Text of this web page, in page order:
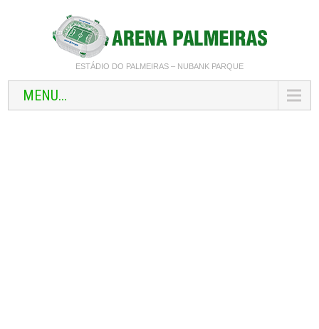
ESTÁDIO DO PALMEIRAS – NUBANK PARQUE
MENU...